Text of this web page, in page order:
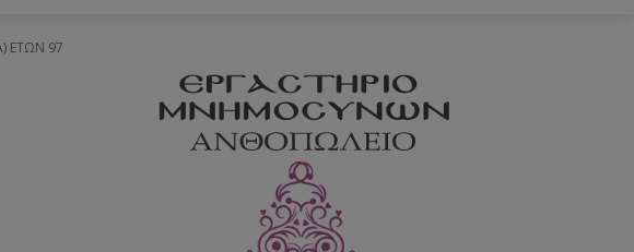
ΕΤΩΝ 97